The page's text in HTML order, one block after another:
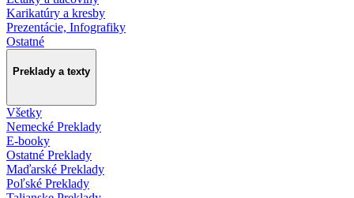
Karikatúry a kresby
Prezentácie, Infografiky
Ostatné
Preklady a texty
Všetky
Nemecké Preklady
E-booky
Ostatné Preklady
Maďarské Preklady
Poľské Preklady